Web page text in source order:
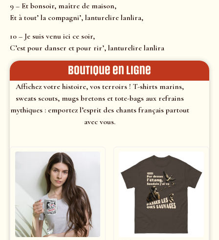
9 – Et bonsoir, maître de maison,
Et à tout’ la compagni’, lanturelire lanlira,
10 – Je suis venu ici ce soir,
C’est pour danser et pour rir’, lanturelire lanlira
Boutique en ligne
Affichez votre histoire, vos terroirs ! T-shirts marins,
sweats scouts, mugs bretons et tote-bags aux refrains
mythiques : emportez l’esprit des chants français partout
avec vous.